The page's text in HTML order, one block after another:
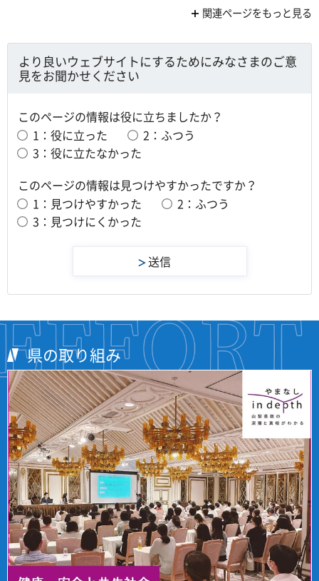
関連ページをもっと見る
より良いウェブサイトにするためにみなさまのご意
見をお聞かせください
このページの情報は役に立ちましたか？
1：役に立った
2：ふつう
3：役に立たなかった
このページの情報は見つけやすかったですか？
1：見つけやすかった
2：ふつう
3：見つけにくかった
県の取り組み